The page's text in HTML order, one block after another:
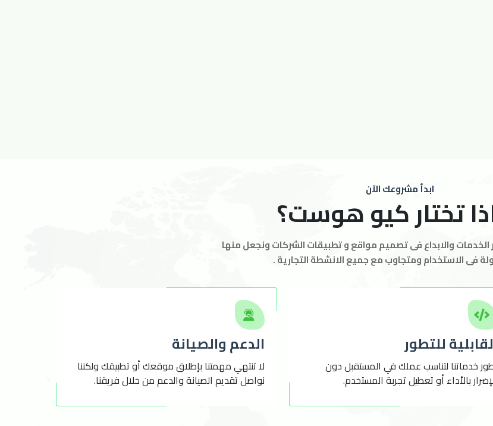
ابدأ مشروعك الآن
تختار كيو هوست؟
الخدمات والابداع فى تصميم مواقع و تطبيقات الشركات ونجعل منها
فى الاستخدام ومتجاوب مع جميع الانشطة التجارية .
للتطور
خدماتنا لتناسب عملك في المستقبل دون
بالأداء أو تعطيل تجربة المستخدم.
الدعم والصيانة
لا تنتهي مهمتنا بإطلاق موقعك أو تطبيقك ولكننا
نواصل تقديم الصيانة والدعم من خلال فريقنا.